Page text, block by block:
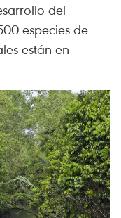
del
especies de
están en